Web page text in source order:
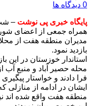
0 دیدگاه ها
پایگاه خبری پی نوشت –
همراه جمعی از اعضای
مدیران منطقه هفت از
بازدید نمود.
استاندار خوزستان در این
محله حصیر آباد و منبع
فرا دادند و خواستار
ایشان در ادامه از
منطقه هفت واقع شده اند